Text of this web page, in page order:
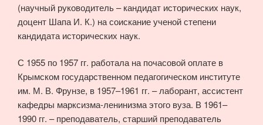
(научный руководитель – кандидат исторических наук,
доцент Шапа И. К.) на соискание ученой степени
кандидата исторических наук.
С 1955 по 1957 гг. работала на почасовой оплате в
Крымском государственном педагогическом институте
им. М. В. Фрунзе, в 1957–1961 гг. – лаборант, ассистент
кафедры марксизма-ленинизма этого вуза. В 1961–
1990 гг. – преподаватель, старший преподаватель